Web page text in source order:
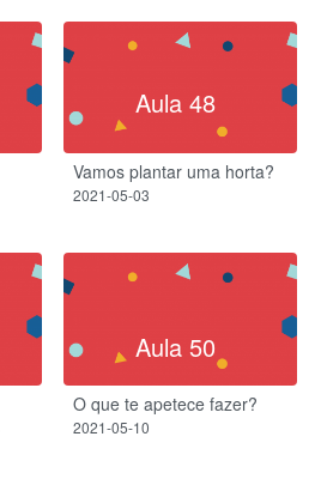
Aula 48
Vamos plantar uma horta?
2021-05-03
Aula 50
O que te apetece fazer?
2021-05-10